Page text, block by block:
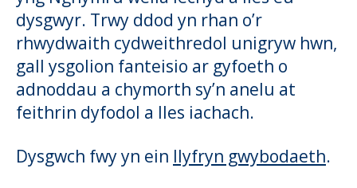
dysgwyr. Trwy ddod yn rhan o’r
rhwydwaith cydweithredol unigryw hwn,
gall ysgolion fanteisio ar gyfoeth o
adnoddau a chymorth sy’n anelu at
feithrin dyfodol a lles iachach.
Dysgwch fwy yn ein llyfryn gwybodaeth.